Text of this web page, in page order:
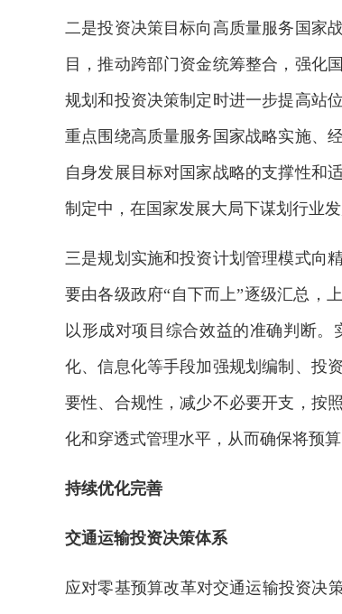
二是投资决策目标向高质量服务国家
目，推动跨部门资金统筹整合，强化
规划和投资决策制定时进一步提高站
重点围绕高质量服务国家战略实施、
自身发展目标对国家战略的支撑性和
制定中，在国家发展大局下谋划行业发
三是规划实施和投资计划管理模式向
要由各级政府“自下而上”逐级汇总，
以形成对项目综合效益的准确判断
化、信息化等手段加强规划编制、投
要性、合规性，减少不必要开支，按
化和穿透式管理水平，从而确保将预算
持续优化完善
交通运输投资决策体系
应对零基预算改革对交通运输投资决